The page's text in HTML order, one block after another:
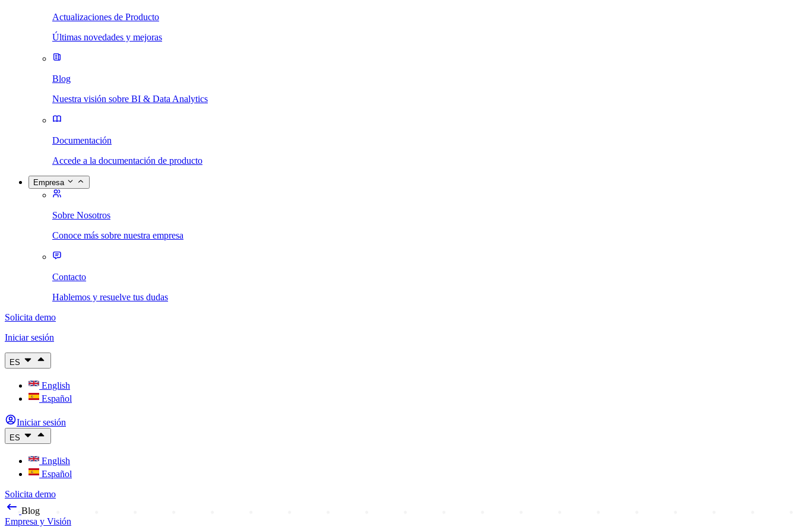
Actualizaciones de Producto
Últimas novedades y mejoras
Blog
Nuestra visión sobre BI & Data Analytics
Documentación
Accede a la documentación de producto
Empresa
Sobre Nosotros
Conoce más sobre nuestra empresa
Contacto
Hablemos y resuelve tus dudas
Solicita demo
Iniciar sesión
ES
English
Español
Iniciar sesión
ES
English
Español
Solicita demo
Blog
Empresa y Visión